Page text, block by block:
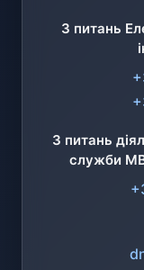
З питань
З питань
служби